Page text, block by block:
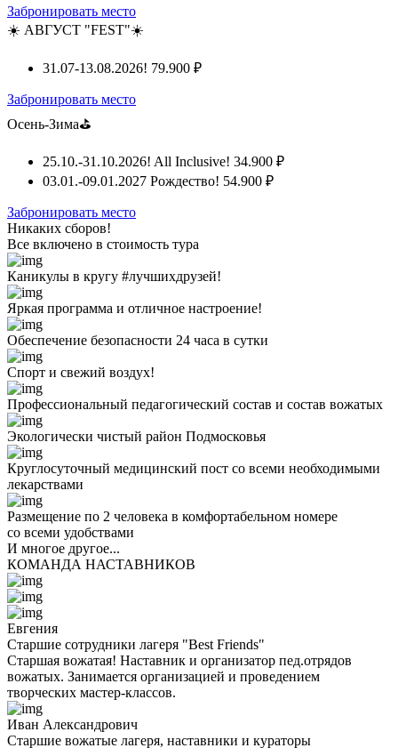
Забронировать место
☀️ АВГУСТ "FEST"☀️
31.07-13.08.2026! 79.900 ₽
Забронировать место
Осень-Зима⛳
25.10.-31.10.2026! All Inclusive! 34.900 ₽
03.01.-09.01.2027 Рождество! 54.900 ₽
Забронировать место
Никаких сборов!
Все включено в стоимость тура
Каникулы в кругу #лучшихдрузей!
Яркая программа и отличное настроение!
Обеспечение безопасности 24 часа в сутки
Спорт и свежий воздух!
Профессиональный педагогический состав и состав вожатых
Экологически чистый район Подмосковья
Круглосуточный медицинский пост со всеми необходимыми
лекарствами
Размещение по 2 человека в комфортабельном номере
со всеми удобствами
И многое другое...
КОМАНДА НАСТАВНИКОВ
Евгения
Старшие сотрудники лагеря "Best Friends"
Старшая вожатая! Наставник и организатор пед.отрядов
вожатых. Занимается организацией и проведением
творческих мастер-классов.
Иван Александрович
Старшие вожатые лагеря, наставники и кураторы